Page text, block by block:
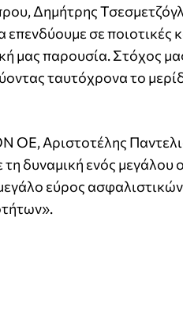
Δημήτρης
σε ποιοτικές
μας παρουσία. Στόχος
ταυτόχρονα το
ΟΕ, Αριστοτέλης
δυναμική ενός
εύρος